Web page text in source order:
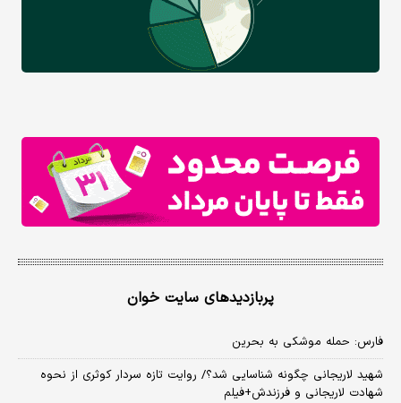
پربازدیدهای سایت خوان
فارس: حمله موشکی به بحرین
شهید لاریجانی چگونه شناسایی شد؟/ روایت تازه سردار کوثری از نحوه
شهادت لاریجانی و فرزندش+فیلم